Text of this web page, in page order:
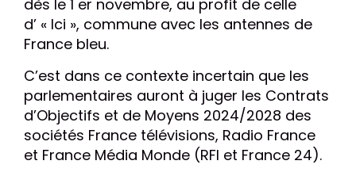
dès le 1 er novembre, au profit de celle
d’ « Ici », commune avec les antennes de
France bleu.
C’est dans ce contexte incertain que les
parlementaires auront à juger les Contrats
d’Objectifs et de Moyens 2024/2028 des
sociétés France télévisions, Radio France
et France Média Monde (RFI et France 24).